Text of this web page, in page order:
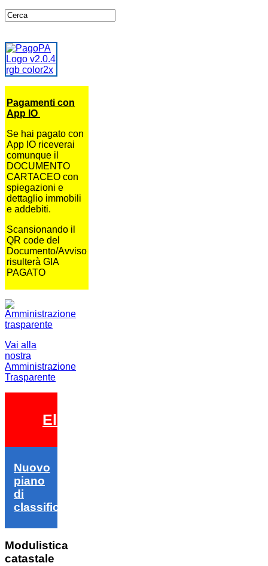
Pagamenti con
App IO
Se hai pagato con
App IO riceverai
comunque il
DOCUMENTO
CARTACEO con
spiegazioni e
dettaglio immobili
e addebiti.
Scansionando il
QR code del
Documento/Avviso
risulterà GIA
PAGATO
Vai alla
nostra
Amministrazione
Trasparente
Elezioni 2026
Nuovo
piano
di
classifica
Modulistica
catastale